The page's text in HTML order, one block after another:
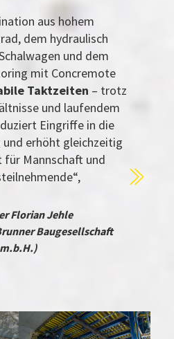
aus hohem
dem hydraulisch
und dem
mit Concremote
Taktzeiten – trotz
und laufendem
Eingriffe in die
erhöht gleichzeitig
für Mannschaft und
Florian Jehle
Baugesellschaft
m.b.H.)